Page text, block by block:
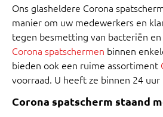
Ons glasheldere Corona
manier om uw medewerkers en
tegen besmetting van bacteriën
Corona spatschermen binnen
bieden ook een ruime assortiment
voorraad. U heeft ze binnen 24 uur
Corona spatscherm staand